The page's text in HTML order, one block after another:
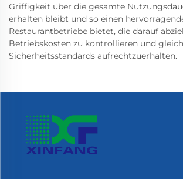
Griffigkeit über die gesamte
erhalten bleibt und so einen
Restaurantbetriebe bietet, die darauf
Betriebskosten zu kontrollieren und
Sicherheitsstandards aufrechtzuerhalten.